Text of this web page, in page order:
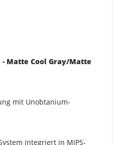
- Matte Cool Gray/Matte
mit Unobtanium-
integriert in MIPS-